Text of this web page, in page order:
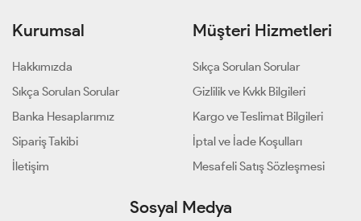
Kurumsal
Hakkımızda
Sıkça Sorulan Sorular
Banka Hesaplarımız
Sipariş Takibi
İletişim
Müşteri Hizmetleri
Sıkça Sorulan Sorular
Gizlilik ve Kvkk Bilgileri
Kargo ve Teslimat Bilgileri
İptal ve İade Koşulları
Mesafeli Satış Sözleşmesi
Sosyal Medya